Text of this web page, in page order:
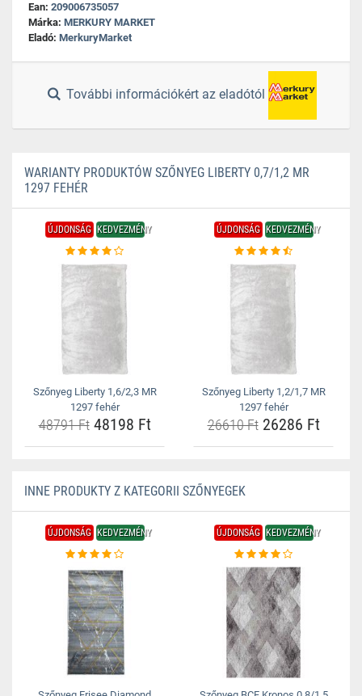
Ean: 209006735057
Márka: MERKURY MARKET
Eladó: MerkuryMarket
További információkért az eladótól
WARIANTY PRODUKTÓW SZŐNYEG LIBERTY 0,7/1,2 MR
1297 FEHÉR
ÚJDONSÁG KEDVEZMÉNY
Szőnyeg Liberty 1,6/2,3 MR
1297 fehér
48791 Ft48198 Ft
ÚJDONSÁG KEDVEZMÉNY
Szőnyeg Liberty 1,2/1,7 MR
1297 fehér
26610 Ft26286 Ft
INNE PRODUKTY Z KATEGORII SZŐNYEGEK
ÚJDONSÁG KEDVEZMÉNY ÚJDONSÁG KEDVEZMÉNY